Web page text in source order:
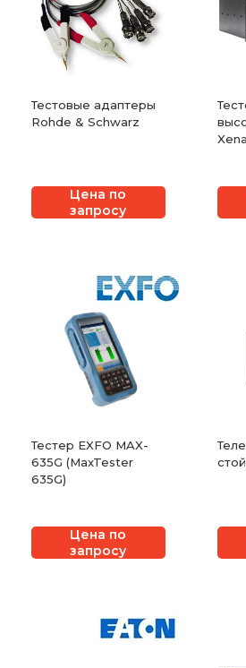
Тестовые адаптеры
Rohde & Schwarz
Цена по
запросу
Тестер EXFO MAX-
635G (MaxTester
635G)
Цена по
запросу